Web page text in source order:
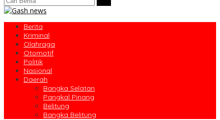
Berita
Kriminal
Olahraga
Otomotif
Politik
Nasional
Daerah
Bangka Selatan
Pangkal Pinang
Belitung
Bangka Belitung